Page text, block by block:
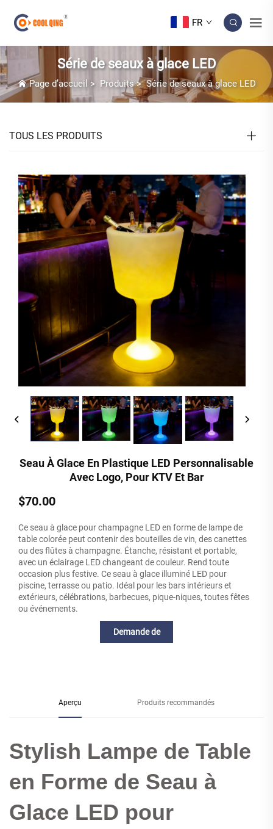
FR
Série de seaux à glace LED
Page d’accueil > Produits>Série de seaux à glace LED
TOUS LES PRODUITS
Seau À Glace En Plastique LED Personnalisable
Avec Logo, Pour KTV Et Bar
$70.00
Ce seau à glace pour champagne LED en forme de lampe de
table colorée peut contenir des bouteilles de vin, des canettes
ou des flûtes à champagne. Étanche, résistant et portable,
avec un éclairage LED changeant de couleur. Rend toute
occasion plus festive. Ce seau à glace illuminé LED pour
piscine, terrasse ou patio. Idéal pour les bars intérieurs et
extérieurs, célébrations, barbecues, pique-niques, toutes fêtes
ou événements.
Demande de
Aperçu Produits recommandés
Stylish Lampe de Table
en Forme de Seau à
Glace LED pour